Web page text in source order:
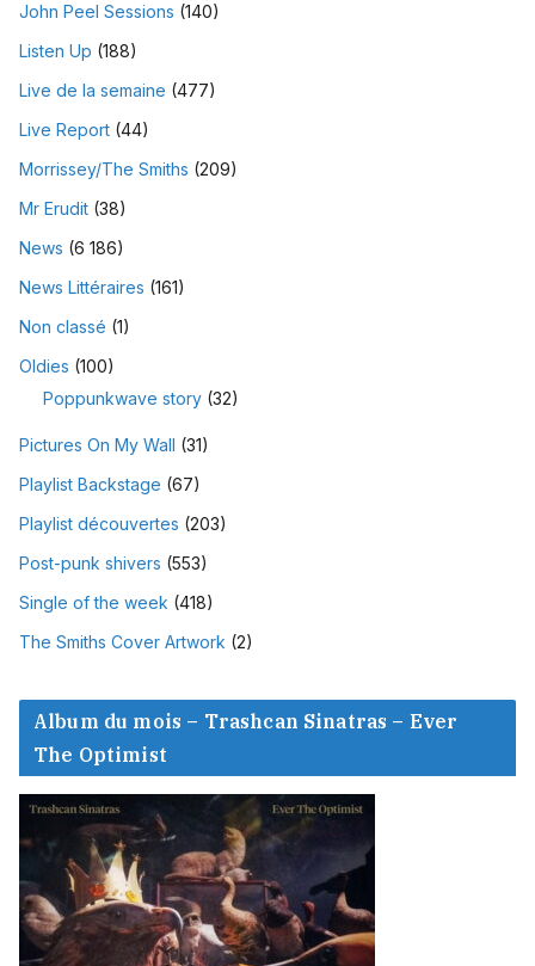
John Peel Sessions (140)
Listen Up (188)
Live de la semaine (477)
Live Report (44)
Morrissey/The Smiths (209)
Mr Erudit (38)
News (6 186)
News Littéraires (161)
Non classé (1)
Oldies (100)
Poppunkwave story (32)
Pictures On My Wall (31)
Playlist Backstage (67)
Playlist découvertes (203)
Post-punk shivers (553)
Single of the week (418)
The Smiths Cover Artwork (2)
Album du mois – Trashcan Sinatras – Ever
The Optimist